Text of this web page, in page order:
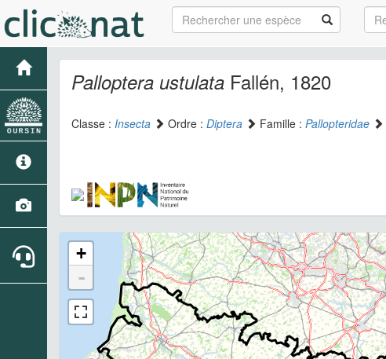
Palloptera ustulata Fallén, 1820
Classe : Insecta Ordre : Diptera Famille : Pallopteridae
+
-